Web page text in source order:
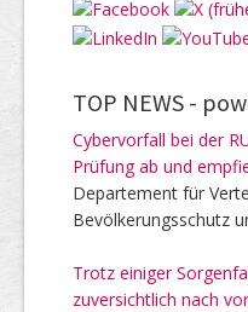
TOP NEWS -
Cybervorfall bei der
Prüfung ab und
Departement für
Bevölkerungsschutz
Trotz einiger
zuversichtlich nach